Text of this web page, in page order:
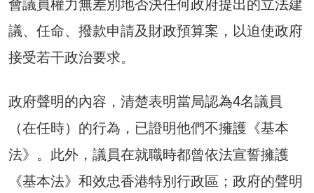
會議員權力無差別地否決任何政府提出的立法建
議、任命、撥款申請及財政預算案，以迫使政府
接受若干政治要求。
政府聲明的內容，清楚表明當局認為4名議員
（在任時）的行為，已證明他們不擁護《基本
法》。此外，議員在就職時都曾依法宣誓擁護
《基本法》和效忠香港特別行政區；政府的聲明